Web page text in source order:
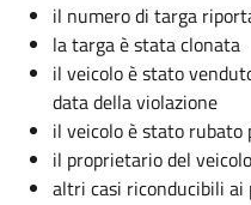
il numero di targa
la targa è stata clonata
il veicolo è stato
data della violazione
il veicolo è stato rubato
il proprietario del
altri casi riconducibili ai